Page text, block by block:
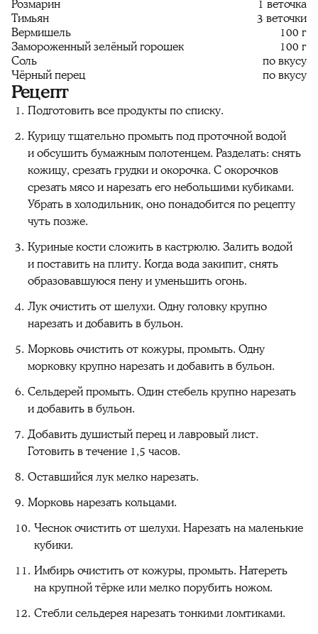
Розмарин
1 веточка
Тимьян
3 веточки
Вермишель
100 г
Замороженный зелёный горошек
100 г
Соль
по вкусу
Чёрный перец
по вкусу
Рецепт
Подготовить все продукты по списку.
Курицу тщательно промыть под проточной водой
и обсушить бумажным полотенцем. Разделать: снять
кожицу, срезать грудки и окорочка. С окорочков
срезать мясо и нарезать его небольшими кубиками.
Убрать в холодильник, оно понадобится по рецепту
чуть позже.
Куриные кости сложить в кастрюлю. Залить водой
и поставить на плиту. Когда вода закипит, снять
образовавшуюся пену и уменьшить огонь.
Лук очистить от шелухи. Одну головку крупно
нарезать и добавить в бульон.
Морковь очистить от кожуры, промыть. Одну
морковку крупно нарезать и добавить в бульон.
Сельдерей промыть. Один стебель крупно нарезать
и добавить в бульон.
Добавить душистый перец и лавровый лист.
Готовить в течение 1,5 часов.
Оставшийся лук мелко нарезать.
Морковь нарезать кольцами.
Чеснок очистить от шелухи. Нарезать на маленькие
кубики.
Имбирь очистить от кожуры, промыть. Натереть
на крупной тёрке или мелко порубить ножом.
Стебли сельдерея нарезать тонкими ломтиками.